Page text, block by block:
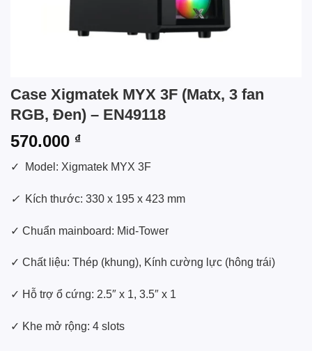
Case Xigmatek MYX 3F (Matx, 3 fan
RGB, Đen) – EN49118
570.000 ₫
✓ Model: Xigmatek MYX 3F
✓ Kích thước: 330 x 195 x 423 mm
✓ Chuẩn mainboard: Mid-Tower
✓ Chất liệu: Thép (khung), Kính cường lực (hông trái)
✓ Hỗ trợ ổ cứng: 2.5″ x 1, 3.5″ x 1
✓ Khe mở rộng: 4 slots